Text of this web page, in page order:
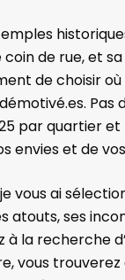
de rue, et
de choisir
par quartier
envies et de
vous ai
ses
à la recherche
vous